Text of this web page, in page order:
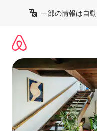
一部の情報は自